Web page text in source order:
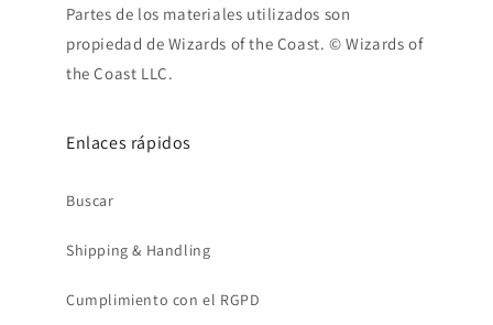
Partes de los materiales utilizados son
propiedad de Wizards of the Coast. © Wizards of
the Coast LLC.
Enlaces rápidos
Buscar
Shipping & Handling
Cumplimiento con el RGPD